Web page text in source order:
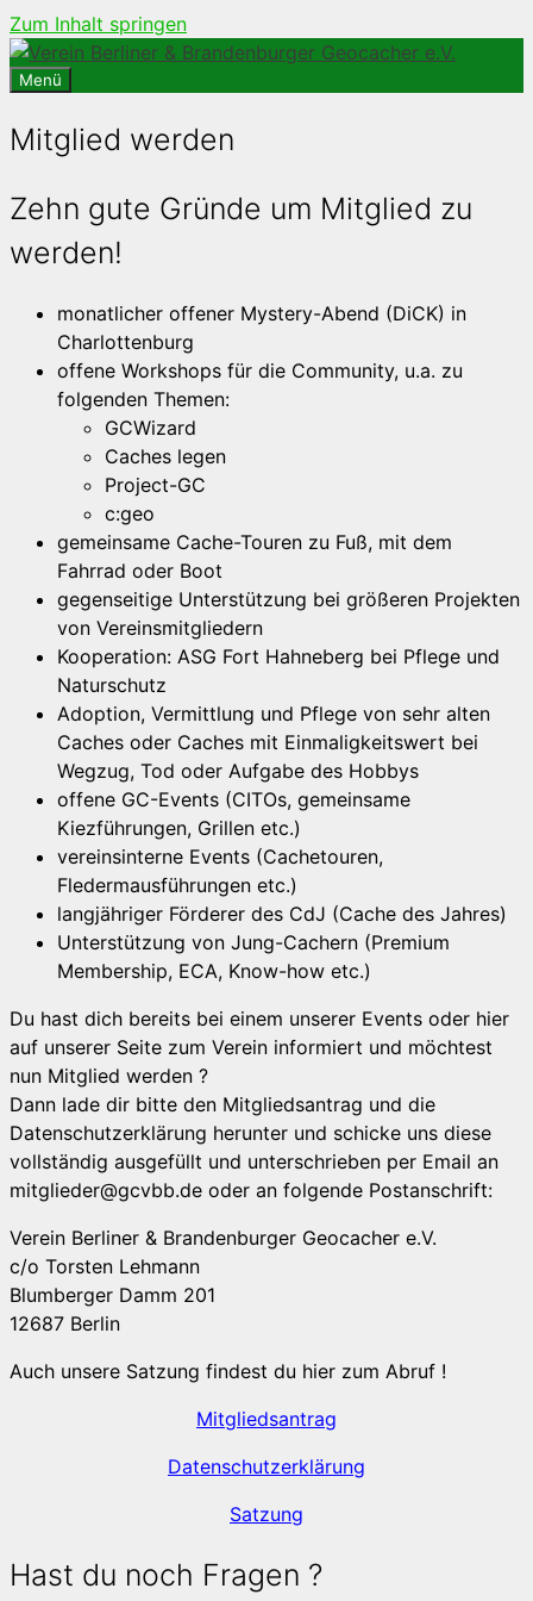
Zum Inhalt springen
Menü
Mitglied werden
Zehn gute Gründe um Mitglied zu
werden!
monatlicher offener Mystery-Abend (DiCK) in
Charlottenburg
offene Workshops für die Community, u.a. zu
folgenden Themen:
GCWizard
Caches legen
Project-GC
c:geo
gemeinsame Cache-Touren zu Fuß, mit dem
Fahrrad oder Boot
gegenseitige Unterstützung bei größeren Projekten
von Vereinsmitgliedern
Kooperation: ASG Fort Hahneberg bei Pflege und
Naturschutz
Adoption, Vermittlung und Pflege von sehr alten
Caches oder Caches mit Einmaligkeitswert bei
Wegzug, Tod oder Aufgabe des Hobbys
offene GC-Events (CITOs, gemeinsame
Kiezführungen, Grillen etc.)
vereinsinterne Events (Cachetouren,
Fledermausführungen etc.)
langjähriger Förderer des CdJ (Cache des Jahres)
Unterstützung von Jung-Cachern (Premium
Membership, ECA, Know-how etc.)
Du hast dich bereits bei einem unserer Events oder hier
auf unserer Seite zum Verein informiert und möchtest
nun Mitglied werden ?
Dann lade dir bitte den Mitgliedsantrag und die
Datenschutzerklärung herunter und schicke uns diese
vollständig ausgefüllt und unterschrieben per Email an
mitglieder@gcvbb.de oder an folgende Postanschrift:
Verein Berliner & Brandenburger Geocacher e.V.
c/o Torsten Lehmann
Blumberger Damm 201
12687 Berlin
Auch unsere Satzung findest du hier zum Abruf !
Mitgliedsantrag
Datenschutzerklärung
Satzung
Hast du noch Fragen ?